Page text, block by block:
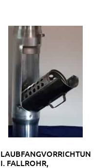
LAUBFANGVORRICHTUNG
I. FALLROHR,